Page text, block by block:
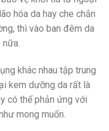
hóa da hay che chắn
thì vào ban đêm da
khác nhau tập trung
kem dưỡng da rất là
có thể phản ứng với
mong muốn.